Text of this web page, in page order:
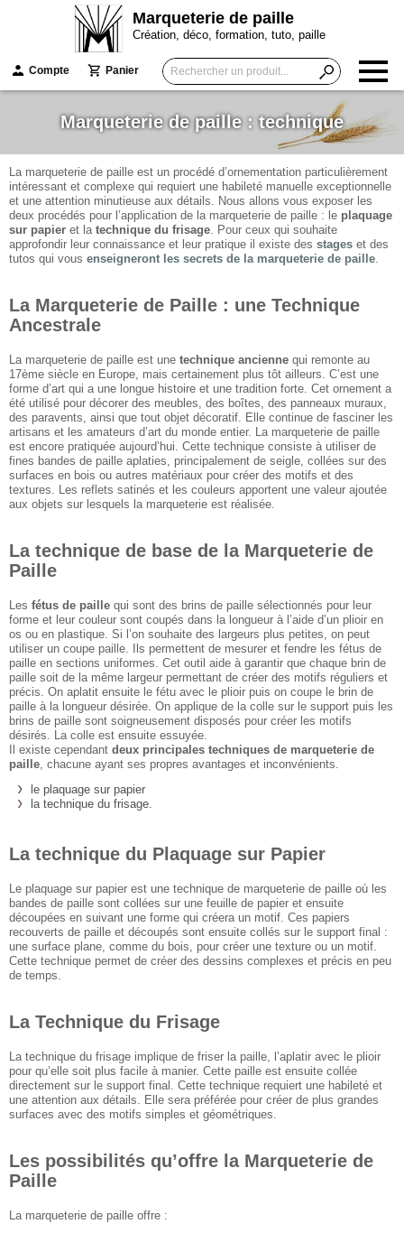
Marqueterie de paille
Création, déco, formation, tuto, paille
Compte Panier
Marqueterie de paille : technique
La marqueterie de paille est un procédé d’ornementation particulièrement
intéressant et complexe qui requiert une habileté manuelle exceptionnelle
et une attention minutieuse aux détails. Nous allons vous exposer les
deux procédés pour l’application de la marqueterie de paille : le plaquage
sur papier et la technique du frisage. Pour ceux qui souhaite
approfondir leur connaissance et leur pratique il existe des stages et des
tutos qui vous enseigneront les secrets de la marqueterie de paille.
La Marqueterie de Paille : une Technique
Ancestrale
La marqueterie de paille est une technique ancienne qui remonte au
17ème siècle en Europe, mais certainement plus tôt ailleurs. C’est une
forme d’art qui a une longue histoire et une tradition forte. Cet ornement a
été utilisé pour décorer des meubles, des boîtes, des panneaux muraux,
des paravents, ainsi que tout objet décoratif. Elle continue de fasciner les
artisans et les amateurs d’art du monde entier. La marqueterie de paille
est encore pratiquée aujourd’hui. Cette technique consiste à utiliser de
fines bandes de paille aplaties, principalement de seigle, collées sur des
surfaces en bois ou autres matériaux pour créer des motifs et des
textures. Les reflets satinés et les couleurs apportent une valeur ajoutée
aux objets sur lesquels la marqueterie est réalisée.
La technique de base de la Marqueterie de
Paille
Les fétus de paille qui sont des brins de paille sélectionnés pour leur
forme et leur couleur sont coupés dans la longueur à l’aide d’un plioir en
os ou en plastique. Si l’on souhaite des largeurs plus petites, on peut
utiliser un coupe paille. Ils permettent de mesurer et fendre les fétus de
paille en sections uniformes. Cet outil aide à garantir que chaque brin de
paille soit de la même largeur permettant de créer des motifs réguliers et
précis. On aplatit ensuite le fétu avec le plioir puis on coupe le brin de
paille à la longueur désirée. On applique de la colle sur le support puis les
brins de paille sont soigneusement disposés pour créer les motifs
désirés. La colle est ensuite essuyée.
Il existe cependant deux principales techniques de marqueterie de
paille, chacune ayant ses propres avantages et inconvénients.
le plaquage sur papier
la technique du frisage.
La technique du Plaquage sur Papier
Le plaquage sur papier est une technique de marqueterie de paille où les
bandes de paille sont collées sur une feuille de papier et ensuite
découpées en suivant une forme qui créera un motif. Ces papiers
recouverts de paille et découpés sont ensuite collés sur le support final :
une surface plane, comme du bois, pour créer une texture ou un motif.
Cette technique permet de créer des dessins complexes et précis en peu
de temps.
La Technique du Frisage
La technique du frisage implique de friser la paille, l’aplatir avec le plioir
pour qu’elle soit plus facile à manier. Cette paille est ensuite collée
directement sur le support final. Cette technique requiert une habileté et
une attention aux détails. Elle sera préférée pour créer de plus grandes
surfaces avec des motifs simples et géométriques.
Les possibilités qu’offre la Marqueterie de
Paille
La marqueterie de paille offre :